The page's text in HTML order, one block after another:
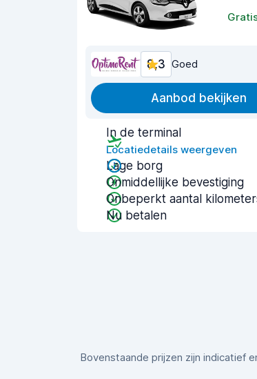
8,3 Goed
Aanbod bekijken
In de terminal
Locatiedetails weergeven
Lage borg
Onmiddellijke bevestiging
Onbeperkt aantal
Nu betalen
Bovenstaande prijzen zijn indicatief